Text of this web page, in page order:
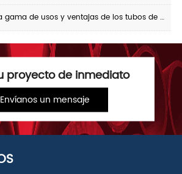
de usos y ventajas de los tubos de acero cuadrados galvanizados
proyecto de inmediato
Envíanos un mensaje